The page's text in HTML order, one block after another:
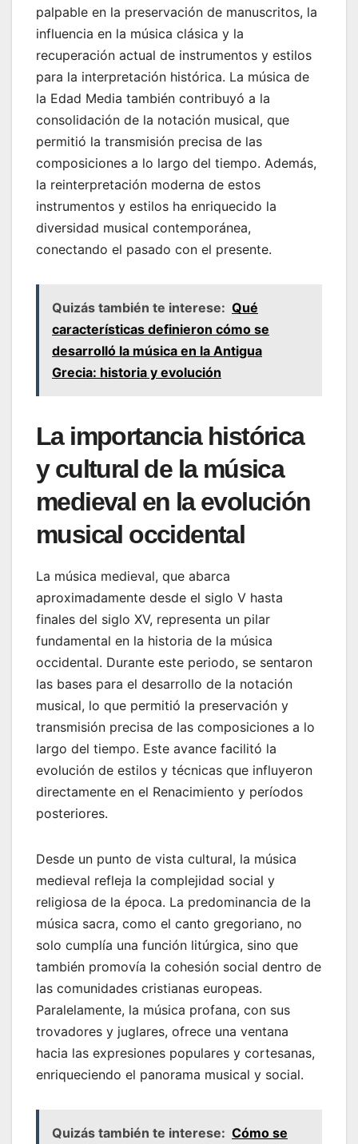
palpable en la preservación de manuscritos, la
influencia en la música clásica y la
recuperación actual de instrumentos y estilos
para la interpretación histórica. La música de
la Edad Media también contribuyó a la
consolidación de la notación musical, que
permitió la transmisión precisa de las
composiciones a lo largo del tiempo. Además,
la reinterpretación moderna de estos
instrumentos y estilos ha enriquecido la
diversidad musical contemporánea,
conectando el pasado con el presente.
Quizás también te interese: Qué
características definieron cómo se
desarrolló la música en la Antigua
Grecia: historia y evolución
La importancia histórica
y cultural de la música
medieval en la evolución
musical occidental
La música medieval, que abarca
aproximadamente desde el siglo V hasta
finales del siglo XV, representa un pilar
fundamental en la historia de la música
occidental. Durante este periodo, se sentaron
las bases para el desarrollo de la notación
musical, lo que permitió la preservación y
transmisión precisa de las composiciones a lo
largo del tiempo. Este avance facilitó la
evolución de estilos y técnicas que influyeron
directamente en el Renacimiento y períodos
posteriores.
Desde un punto de vista cultural, la música
medieval refleja la complejidad social y
religiosa de la época. La predominancia de la
música sacra, como el canto gregoriano, no
solo cumplía una función litúrgica, sino que
también promovía la cohesión social dentro de
las comunidades cristianas europeas.
Paralelamente, la música profana, con sus
trovadores y juglares, ofrece una ventana
hacia las expresiones populares y cortesanas,
enriqueciendo el panorama musical y social.
Quizás también te interese: Cómo se